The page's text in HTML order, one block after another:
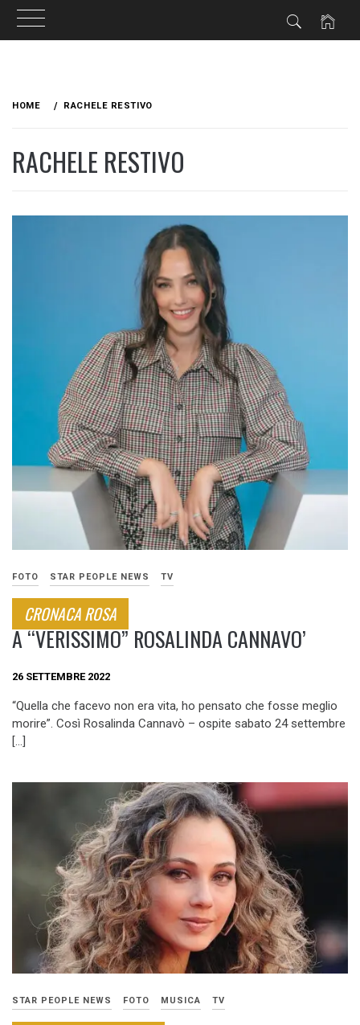
HOME RACHELE RESTIVO
RACHELE RESTIVO
FOTO STAR PEOPLE NEWS TV
CRONACA ROSA
A “VERISSIMO” ROSALINDA CANNAVO’
26 SETTEMBRE 2022
“Quella che facevo non era vita, ho pensato che fosse meglio
morire”. Così Rosalinda Cannavò – ospite sabato 24 settembre
[…]
STAR PEOPLE NEWS FOTO MUSICA TV